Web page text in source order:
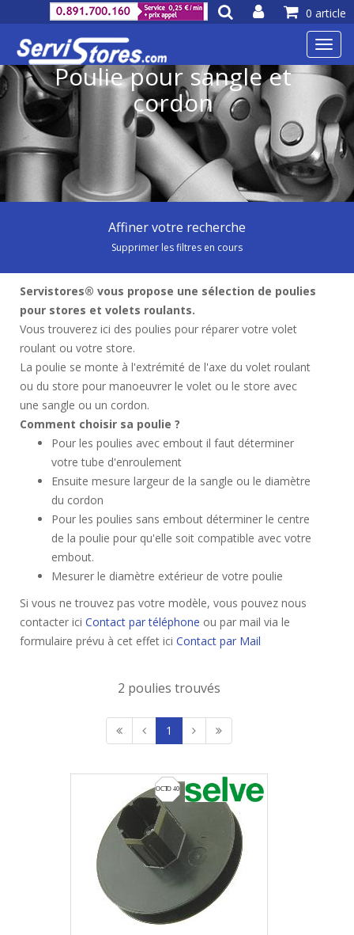
0 article
Poulie pour sangle et
cordon
Affiner votre recherche
Supprimer les filtres en cours
Servistores® vous propose une sélection de poulies
pour stores et volets roulants.
Vous trouverez ici des poulies pour réparer votre volet
roulant ou votre store.
La poulie se monte à l'extrémité de l'axe du volet roulant
ou du store pour manoeuvrer le volet ou le store avec
une sangle ou un cordon.
Comment choisir sa poulie ?
Pour les poulies avec embout il faut déterminer
votre tube d'enroulement
Ensuite mesure largeur de la sangle ou le diamètre
du cordon
Pour les poulies sans embout déterminer le centre
de la poulie pour qu'elle soit compatible avec votre
embout.
Mesurer le diamètre extérieur de votre poulie
Si vous ne trouvez pas votre modèle, vous pouvez nous
contacter ici Contact par téléphone ou par mail via le
formulaire prévu à cet effet ici Contact par Mail
2 poulies trouvés
1